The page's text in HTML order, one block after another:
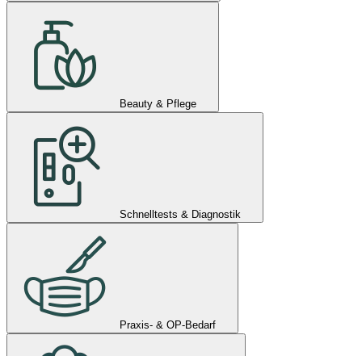
Beauty & Pflege
Schnelltests & Diagnostik
Praxis- & OP-Bedarf